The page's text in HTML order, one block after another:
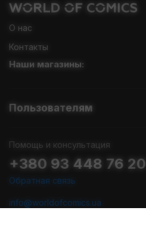
О нас
Контакты
Наши магазины:
Пользователям
Помощь и консультация
+380 93 448 76 20
Обратная связь
info@worldofcomics.ua